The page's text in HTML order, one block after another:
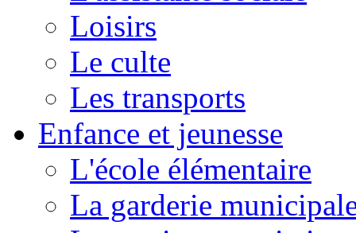
Loisirs
Le culte
Les transports
Enfance et jeunesse
L'école élémentaire
La garderie